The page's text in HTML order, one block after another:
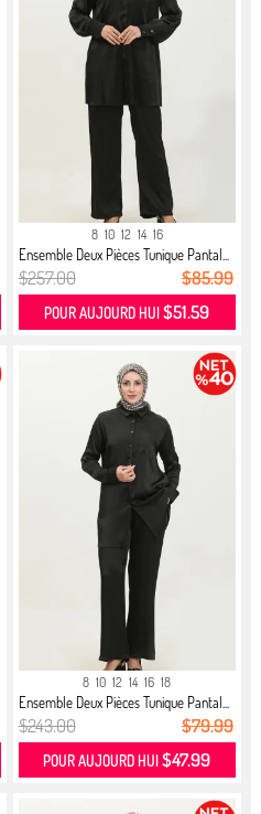
8 10 12 14 16
Ensemble Deux Pièces Tunique Pantal...
$257.00 $85.99
POUR AUJOURD HUI$51.59
8 10 12 14 16 18
Ensemble Deux Pièces Tunique Pantal...
$243.00 $79.99
POUR AUJOURD HUI$47.99